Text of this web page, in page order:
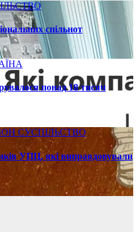
спільнот
понад 18 тисяч
СУСПІЛЬСТВО
УПЦ, які виправдовували